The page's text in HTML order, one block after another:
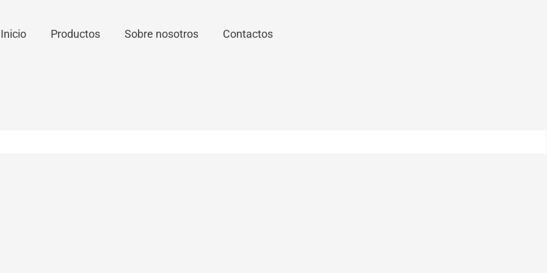
Inicio Productos Sobre nosotros Contactos